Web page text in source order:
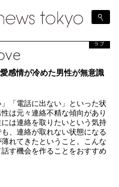
ラブ
感情が冷めた男性が無意識
「電話に出ない」といった状
は元々連絡不精な傾向があり
は連絡を取りたいという気持
、連絡が取れない状態になる
れてきたということ。こんな
す機会を作ることをおすすめ